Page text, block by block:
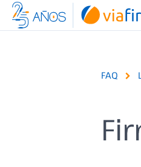
FAQ